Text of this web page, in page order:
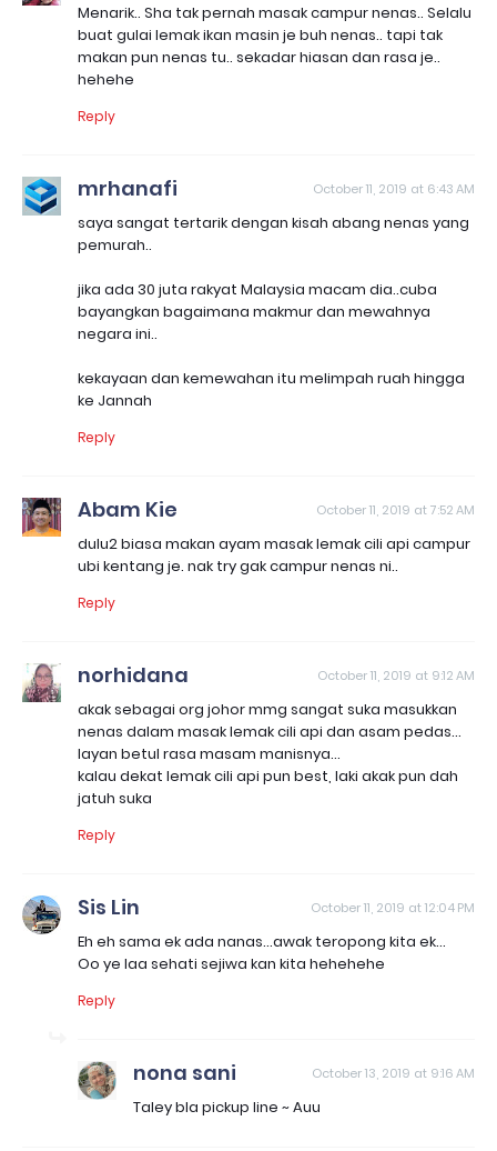
Menarik.. Sha tak pernah masak campur nenas.. Selalu
buat gulai lemak ikan masin je buh nenas.. tapi tak
makan pun nenas tu.. sekadar hiasan dan rasa je..
hehehe
Reply
mrhanafi October 11, 2019 at 6:43 AM
saya sangat tertarik dengan kisah abang nenas yang
pemurah..
jika ada 30 juta rakyat Malaysia macam dia..cuba
bayangkan bagaimana makmur dan mewahnya
negara ini..
kekayaan dan kemewahan itu melimpah ruah hingga
ke Jannah
Reply
Abam Kie October 11, 2019 at 7:52 AM
dulu2 biasa makan ayam masak lemak cili api campur
ubi kentang je. nak try gak campur nenas ni..
Reply
norhidana October 11, 2019 at 9:12 AM
akak sebagai org johor mmg sangat suka masukkan
nenas dalam masak lemak cili api dan asam pedas...
layan betul rasa masam manisnya...
kalau dekat lemak cili api pun best, laki akak pun dah
jatuh suka
Reply
Sis Lin October 11, 2019 at 12:04 PM
Eh eh sama ek ada nanas...awak teropong kita ek...
Oo ye laa sehati sejiwa kan kita hehehehe
Reply
nona sani October 13, 2019 at 9:16 AM
Taley bla pickup line ~ Auu